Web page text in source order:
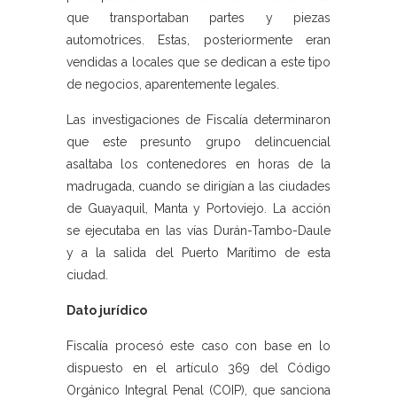
que transportaban partes y piezas
automotrices. Estas, posteriormente eran
vendidas a locales que se dedican a este tipo
de negocios, aparentemente legales.
Las investigaciones de Fiscalía determinaron
que este presunto grupo delincuencial
asaltaba los contenedores en horas de la
madrugada, cuando se dirigían a las ciudades
de Guayaquil, Manta y Portoviejo. La acción
se ejecutaba en las vías Durán-Tambo-Daule
y a la salida del Puerto Marítimo de esta
ciudad.
Dato jurídico
Fiscalía procesó este caso con base en lo
dispuesto en el artículo 369 del Código
Orgánico Integral Penal (COIP), que sanciona